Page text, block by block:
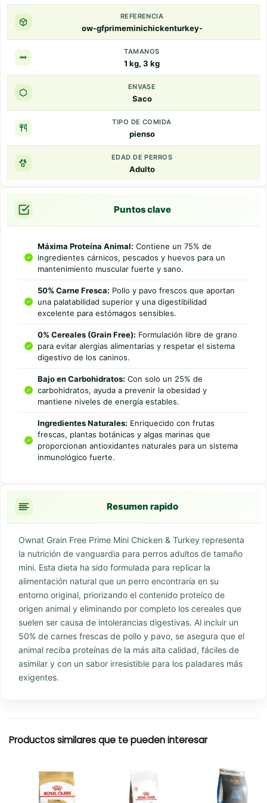
REFERENCIA
ow-gfprimeminichickenturkey-
TAMANOS
1 kg, 3 kg
ENVASE
Saco
TIPO DE COMIDA
pienso
EDAD DE PERROS
Adulto
Puntos clave
Máxima Proteína Animal: Contiene un 75% de
ingredientes cárnicos, pescados y huevos para un
mantenimiento muscular fuerte y sano.
50% Carne Fresca: Pollo y pavo frescos que aportan
una palatabilidad superior y una digestibilidad
excelente para estómagos sensibles.
0% Cereales (Grain Free): Formulación libre de grano
para evitar alergias alimentarias y respetar el sistema
digestivo de los caninos.
Bajo en Carbohidratos: Con solo un 25% de
carbohidratos, ayuda a prevenir la obesidad y
mantiene niveles de energía estables.
Ingredientes Naturales: Enriquecido con frutas
frescas, plantas botánicas y algas marinas que
proporcionan antioxidantes naturales para un sistema
inmunológico fuerte.
Resumen rapido
Ownat Grain Free Prime Mini Chicken & Turkey representa
la nutrición de vanguardia para perros adultos de tamaño
mini. Esta dieta ha sido formulada para replicar la
alimentación natural que un perro encontraría en su
entorno original, priorizando el contenido proteico de
origen animal y eliminando por completo los cereales que
suelen ser causa de intolerancias digestivas. Al incluir un
50% de carnes frescas de pollo y pavo, se asegura que el
animal reciba proteínas de la más alta calidad, fáciles de
asimilar y con un sabor irresistible para los paladares más
exigentes.
Productos similares que te pueden interesar